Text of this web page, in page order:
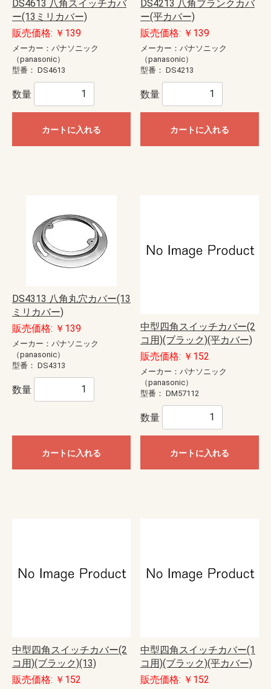
DS4613 八角スイッチカバ
ー(13ミリカバー)
販売価格: ￥139
メーカー：パナソニック
（panasonic）
型番： DS4613
数量
カートに入れる
DS4213 八角ブランクカバ
ー(平カバー)
販売価格: ￥139
メーカー：パナソニック
（panasonic）
型番： DS4213
数量
カートに入れる
DS4313 八角丸穴カバー(13
ミリカバー)
販売価格: ￥139
メーカー：パナソニック
（panasonic）
型番： DS4313
数量
カートに入れる
中型四角スイッチカバー(2
コ用)(ブラック)(平カバー)
販売価格: ￥152
メーカー：パナソニック
（panasonic）
型番： DM57112
数量
カートに入れる
中型四角スイッチカバー(2
コ用)(ブラック)(13)
販売価格: ￥152
中型四角スイッチカバー(1
コ用)(ブラック)(平カバー)
販売価格: ￥152